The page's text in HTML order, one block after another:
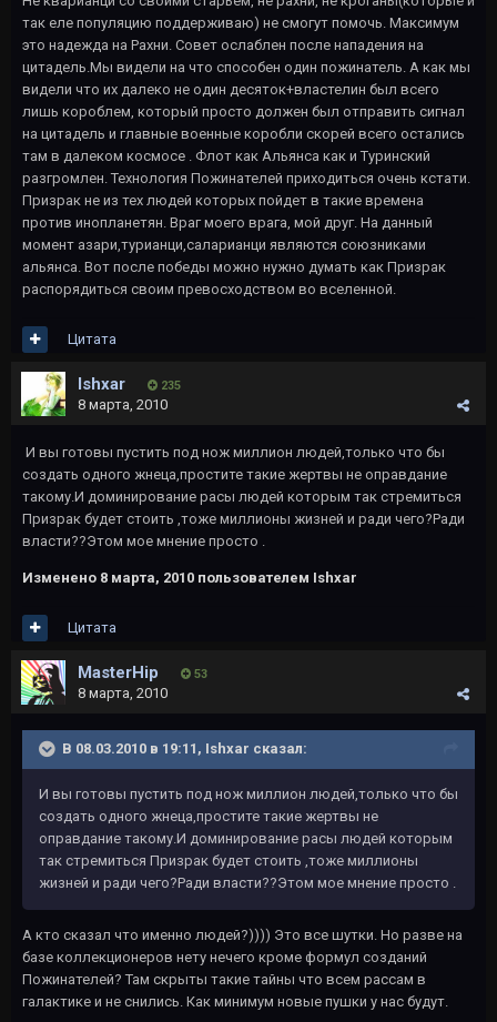
так еле популяцию поддерживаю) не смогут помочь. Максимум
это надежда на Рахни. Совет ослаблен после нападения на
цитадель.Мы видели на что способен один пожинатель. А как мы
видели что их далеко не один десяток+властелин был всего
лишь короблем, который просто должен был отправить сигнал
на цитадель и главные военные коробли скорей всего остались
там в далеком космосе . Флот как Альянса как и Туринский
разгромлен. Технология Пожинателей приходиться очень кстати.
Призрак не из тех людей которых пойдет в такие времена
против инопланетян. Враг моего врага, мой друг. На данный
момент азари,турианци,саларианци являются союзниками
альянса. Вот после победы можно нужно думать как Призрак
распорядиться своим превосходством во вселенной.
Цитата
Ishxar 235
8 марта, 2010
И вы готовы пустить под нож миллион людей,только что бы
создать одного жнеца,простите такие жертвы не оправдание
такому.И доминирование расы людей которым так стремиться
Призрак будет стоить ,тоже миллионы жизней и ради чего?Ради
власти??Этом мое мнение просто .
Изменено 8 марта, 2010 пользователем Ishxar
Цитата
MasterHip 53
8 марта, 2010
В 08.03.2010 в 19:11, Ishxar сказал:
И вы готовы пустить под нож миллион людей,только что бы
создать одного жнеца,простите такие жертвы не
оправдание такому.И доминирование расы людей которым
так стремиться Призрак будет стоить ,тоже миллионы
жизней и ради чего?Ради власти??Этом мое мнение просто .
А кто сказал что именно людей?)))) Это все шутки. Но разве на
базе коллекционеров нету нечего кроме формул созданий
Пожинателей? Там скрыты такие тайны что всем рассам в
галактике и не снились. Как минимум новые пушки у нас будут.